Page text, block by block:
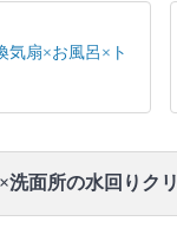
3点セッ
キッチ
になりま
気扇×お風呂×ト
面所の水回りク